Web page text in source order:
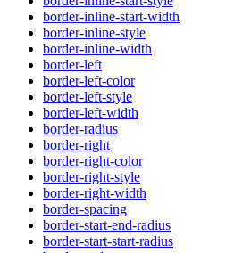
border-inline-start-width
border-inline-style
border-inline-width
border-left
border-left-color
border-left-style
border-left-width
border-radius
border-right
border-right-color
border-right-style
border-right-width
border-spacing
border-start-end-radius
border-start-start-radius